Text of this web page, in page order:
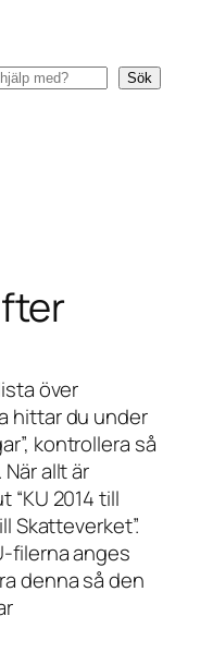
Sök
över
hittar du under
kontrollera så
allt är
“KU 2014 till
Skatteverket”.
filerna anges
denna så den